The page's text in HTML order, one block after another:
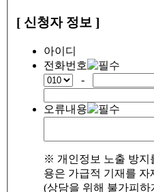
[ 신청자 정보 ]
아이디
전화번호
-
오류내용
※ 개인정보 노출 방지
용은 가급적 기재를
(상담을 위해 불가피